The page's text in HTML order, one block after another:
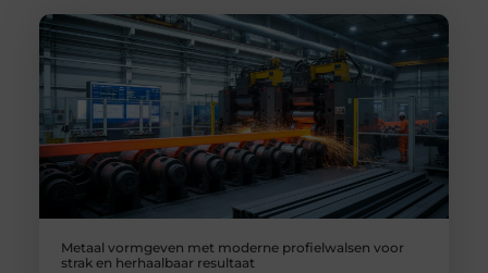
Metaal vormgeven met moderne profielwalsen voor
strak en herhaalbaar resultaat